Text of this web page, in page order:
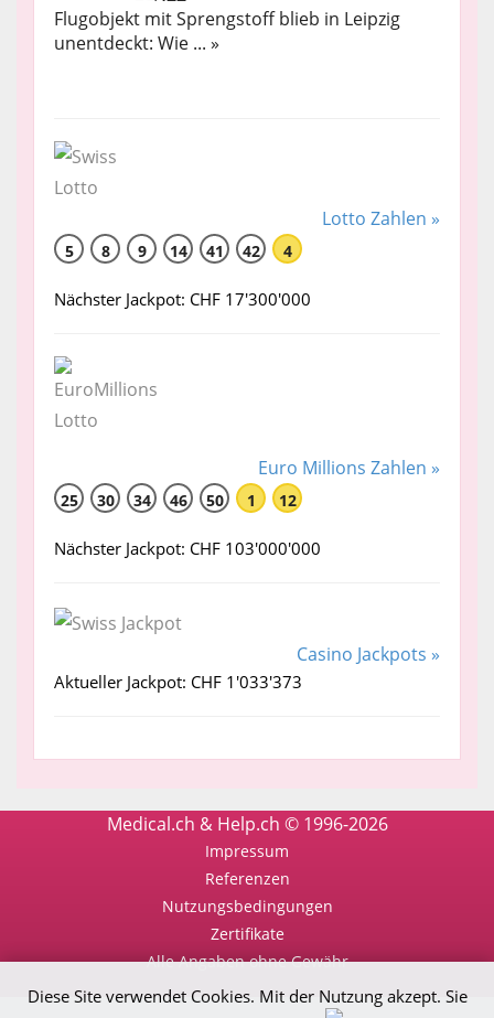
Flugobjekt mit Sprengstoff blieb in Leipzig
unentdeckt: Wie ... »
Lotto Zahlen »
5 8 9 14 41 42 4
Nächster Jackpot: CHF 17'300'000
Euro Millions Zahlen »
25 30 34 46 50 1 12
Nächster Jackpot: CHF 103'000'000
Casino Jackpots »
Aktueller Jackpot: CHF 1'033'373
Medical.ch & Help.ch © 1996-2026
Impressum
Referenzen
Nutzungsbedingungen
Zertifikate
Alle Angaben ohne Gewähr
Diese Site verwendet Cookies. Mit der Nutzung akzept. Sie